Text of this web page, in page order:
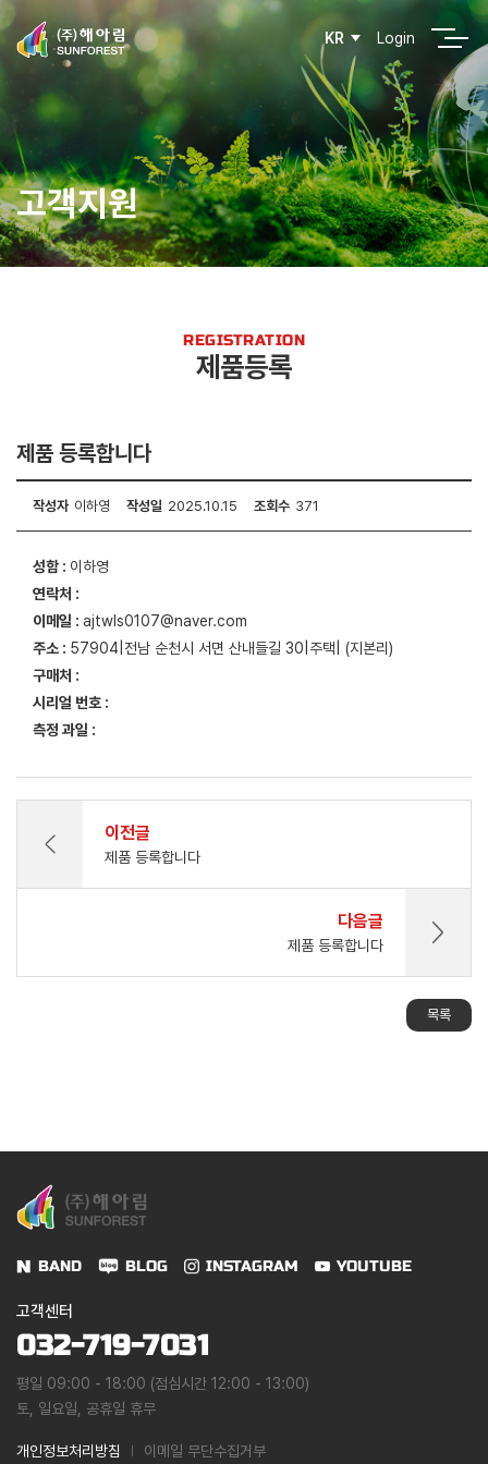
KR Login
고객지원
REGISTRATION
제품등록
제품 등록합니다
작성자 이하영 작성일 2025.10.15 조회수 371
성함 : 이하영
연락처 :
이메일 : ajtwls0107@naver.com
주소 : 57904|전남 순천시 서면 산내들길 30|주택| (지본리)
구매처 :
시리얼 번호 :
측정 과일 :
이전글
제품 등록합니다
다음글
제품 등록합니다
목록
BAND BLOG INSTAGRAM YOUTUBE
고객센터
032-719-7031
평일 09:00 - 18:00 (점심시간 12:00 - 13:00)
토, 일요일, 공휴일 휴무
개인정보처리방침 이메일 무단수집거부